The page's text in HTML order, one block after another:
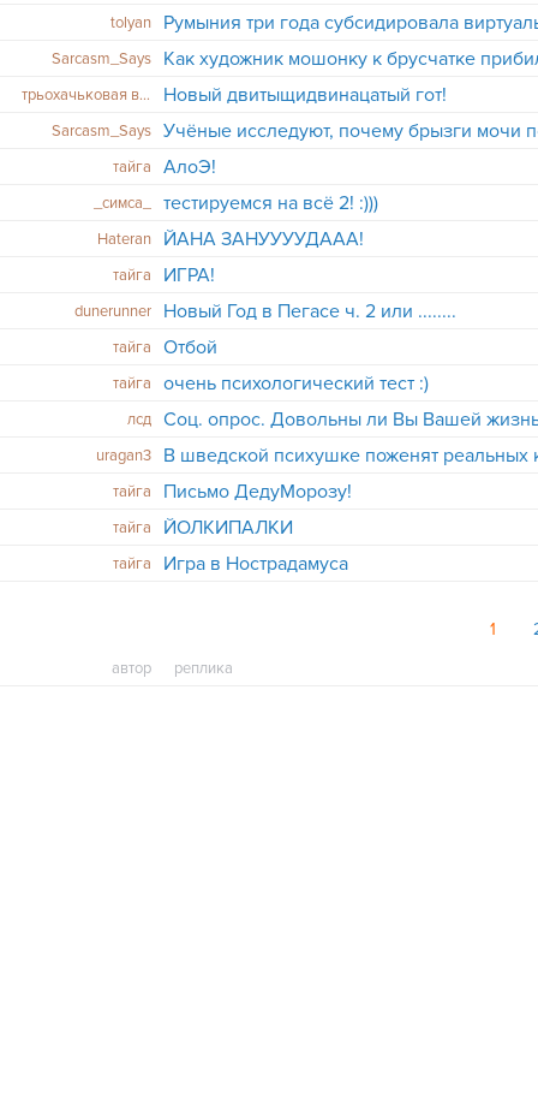
tolyan
Sarcasm_Says
Как художник мошонку к брусчатке
трьохачьковая вобла Новый двитыщидвинацатый гот!
Sarcasm_Says
тайга
АлоЭ!
_симса_ тестируемся на всё 2! :)))
Hateran ЙАНА ЗАНУУУУДААА!
тайга ИГРА!
dunerunnеr Новый Год в Пегасе ч. 2 или ........
тайга Отбой
тайга очень психологический тест :)
лсд
uragan3
тайга
Письмо ДедуМорозу!
тайга ЙОЛКИПАЛКИ
тайга Игра в Нострадамуса
1
автор реплика